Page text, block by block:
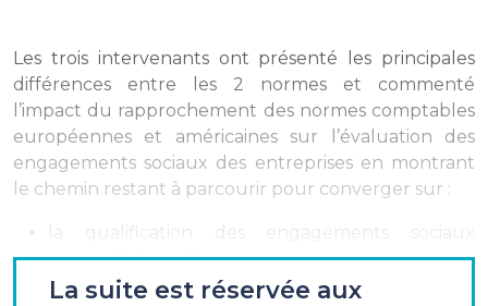
Les trois intervenants ont présenté les principales
différences entre les 2 normes et commenté
l’impact du rapprochement des normes comptables
européennes et américaines sur l’évaluation des
engagements sociaux des entreprises en montrant
le chemin restant à parcourir pour converger sur :
la qualification des engagements sociaux
consentis dans chaque pays,
La suite est réservée aux